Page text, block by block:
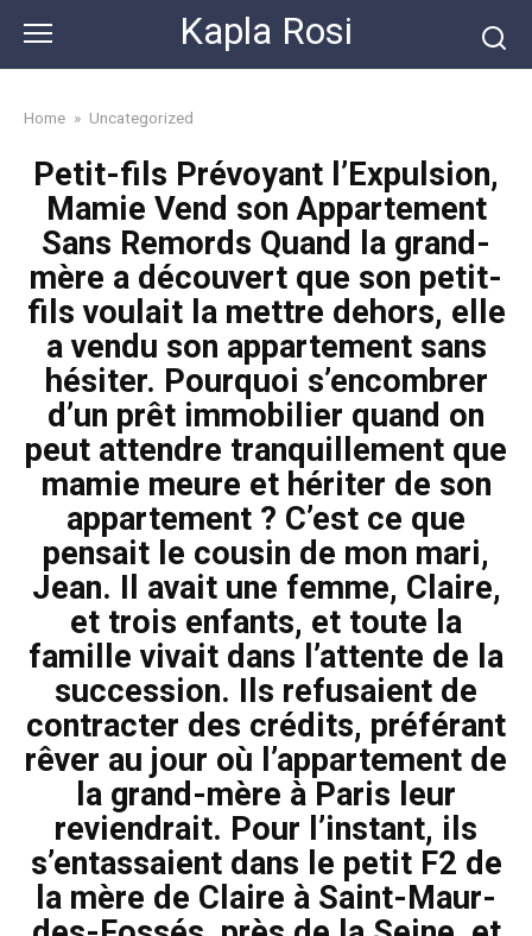
content
Kapla Rosi
Home » Uncategorized
Petit-fils Prévoyant l’Expulsion,
Mamie Vend son Appartement
Sans Remords Quand la grand-
mère a découvert que son petit-
fils voulait la mettre dehors, elle
a vendu son appartement sans
hésiter. Pourquoi s’encombrer
d’un prêt immobilier quand on
peut attendre tranquillement que
mamie meure et hériter de son
appartement ? C’est ce que
pensait le cousin de mon mari,
Jean. Il avait une femme, Claire,
et trois enfants, et toute la
famille vivait dans l’attente de la
succession. Ils refusaient de
contracter des crédits, préférant
rêver au jour où l’appartement de
la grand-mère à Paris leur
reviendrait. Pour l’instant, ils
s’entassaient dans le petit F2 de
la mère de Claire à Saint-Maur-